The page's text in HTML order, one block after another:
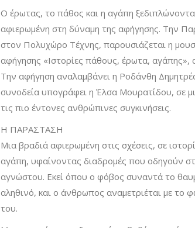
Ο έρωτας, το πάθος και η αγάπη
αφιερωμένη στη δύναμη της αφήγησης. Την
στον Πολυχώρο Τέχνης, παρουσιάζεται η
αφήγησης «Ιστορίες πάθους, έρωτα, αγάπης»,
Την αφήγηση αναλαμβάνει η Ροδάνθη
συνοδεία υπογράφει η Έλσα Μουρατίδου, σε
τις πιο έντονες ανθρώπινες συγκινήσεις.
Η ΠΑΡΑΣΤΑΣΗ
Μια βραδιά αφιερωμένη στις σχέσεις, σε
αγάπη, υφαίνοντας διαδρομές που οδηγούν
αγνώστου. Εκεί όπου ο φόβος συναντά το
αληθινό, και ο άνθρωπος αναμετριέται με το
του.